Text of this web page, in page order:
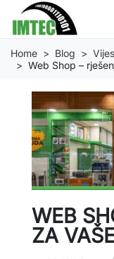
Home Blog
Web Shop –
WEB
ZA